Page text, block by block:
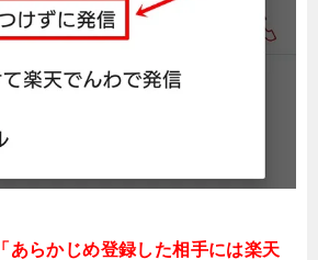
「あらかじめ登録した相手には楽天